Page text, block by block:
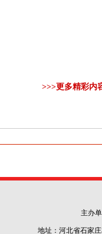
>>>更多精彩内
主办
地址：河北省石家